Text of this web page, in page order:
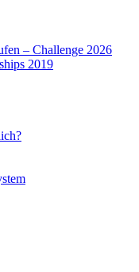
– Challenge 2026
2019